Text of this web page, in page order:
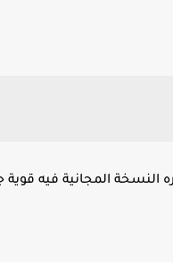
المجانية فيه قوية